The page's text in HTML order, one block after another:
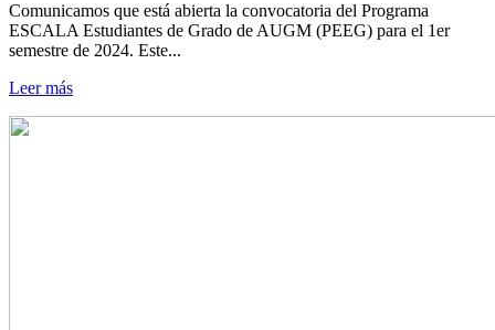
Comunicamos que está abierta la convocatoria del Programa
ESCALA Estudiantes de Grado de AUGM (PEEG) para el 1er
semestre de 2024. Este...
Leer más